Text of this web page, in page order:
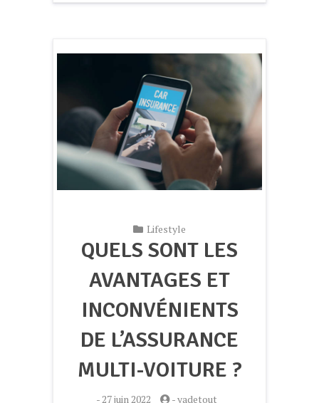
Lifestyle
QUELS SONT LES
AVANTAGES ET
INCONVÉNIENTS
DE L’ASSURANCE
MULTI-VOITURE ?
- 27 juin 2022 -yadetout